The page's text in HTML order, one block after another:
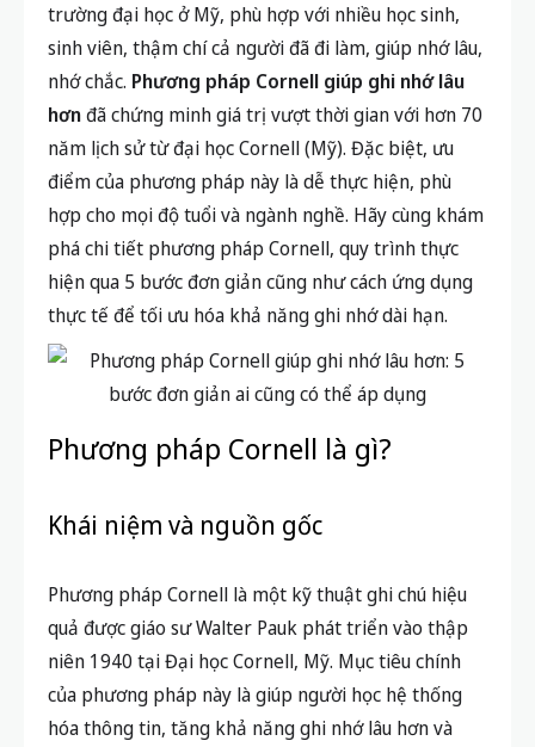
trường đại học ở Mỹ, phù hợp với nhiều học sinh,
sinh viên, thậm chí cả người đã đi làm, giúp nhớ lâu,
nhớ chắc. Phương pháp Cornell giúp ghi nhớ lâu
hơnđã chứng minh giá trị vượt thời gian với hơn 70
năm lịch sử từ đại học Cornell (Mỹ). Đặc biệt, ưu
điểm của phương pháp này là dễ thực hiện, phù
hợp cho mọi độ tuổi và ngành nghề. Hãy cùng khám
phá chi tiết phương pháp Cornell, quy trình thực
hiện qua 5 bước đơn giản cũng như cách ứng dụng
thực tế để tối ưu hóa khả năng ghi nhớ dài hạn.
Phương pháp Cornell là gì?
Khái niệm và nguồn gốc
Phương pháp Cornell là một kỹ thuật ghi chú hiệu
quả được giáo sư Walter Pauk phát triển vào thập
niên 1940 tại Đại học Cornell, Mỹ. Mục tiêu chính
của phương pháp này là giúp người học hệ thống
hóa thông tin, tăng khả năng ghi nhớ lâu hơn và